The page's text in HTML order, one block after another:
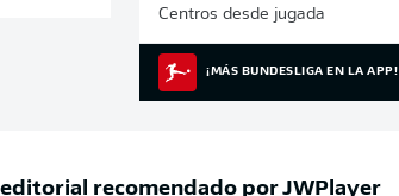
Centros desde jugada
¡MÁS BUNDESLIGA EN LA APP!
recomendado porJWPlayer